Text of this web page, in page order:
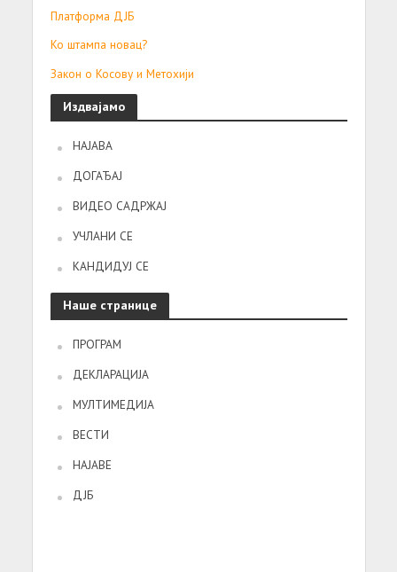
Платформа ДЈБ
Ко штампа новац?
Закон о Косову и Метохији
Издвајамо
НАЈАВА
ДОГАЂАЈ
ВИДЕО САДРЖАЈ
УЧЛАНИ СЕ
КАНДИДУЈ СЕ
Наше странице
ПРОГРАМ
ДЕКЛАРАЦИЈА
МУЛТИМЕДИЈА
ВЕСТИ
НАЈАВЕ
ДЈБ